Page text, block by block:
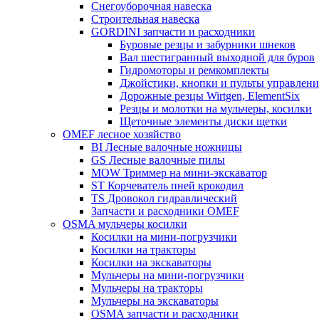
Снегоуборочная навеска
Строительная навеска
GORDINI запчасти и расходники
Буровые резцы и забурники шнеков
Вал шестигранный выходной для буров
Гидромоторы и ремкомплекты
Джойстики, кнопки и пульты
Дорожные резцы Wirtgen, ElementSix
Резцы и молотки на мульчеры, косилки
Щеточные элементы диски щетки
OMEF лесное хозяйство
BI Лесные валочные ножницы
GS Лесные валочные пилы
MOW Триммер на мини-экскаватор
ST Корчеватель пней крокодил
TS Дровокол гидравлический
Запчасти и расходники OMEF
OSMA мульчеры косилки
Косилки на мини-погрузчики
Косилки на тракторы
Косилки на экскаваторы
Мульчеры на мини-погрузчики
Мульчеры на тракторы
Мульчеры на экскаваторы
OSMA запчасти и расходники